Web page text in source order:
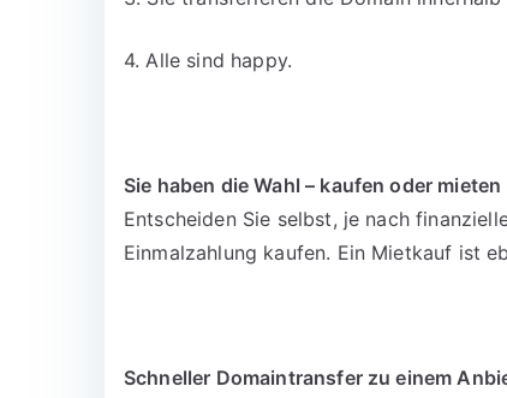
4. Alle sind happy.
Sie haben die Wahl – kaufen oder mieten
Entscheiden Sie selbst, je nach
Einmalzahlung kaufen. Ein Mietkauf ist
Schneller Domaintransfer zu einem